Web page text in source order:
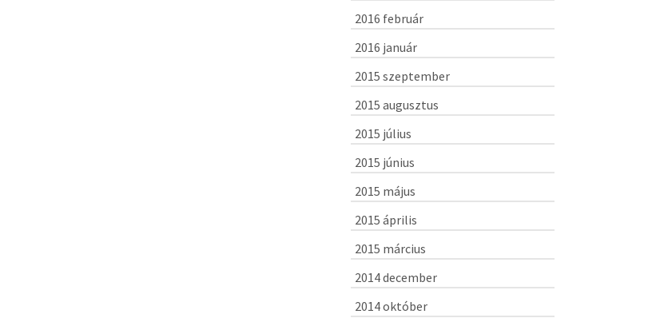
2016 február
2016 január
2015 szeptember
2015 augusztus
2015 július
2015 június
2015 május
2015 április
2015 március
2014 december
2014 október